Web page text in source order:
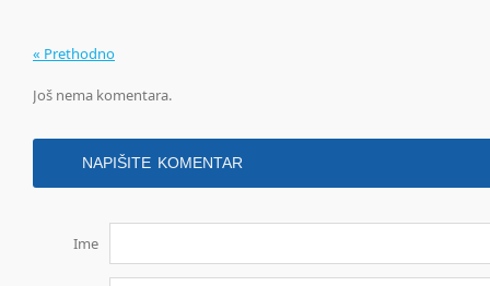
« Prethodno
Još nema komentara.
NAPIŠITE KOMENTAR
Ime